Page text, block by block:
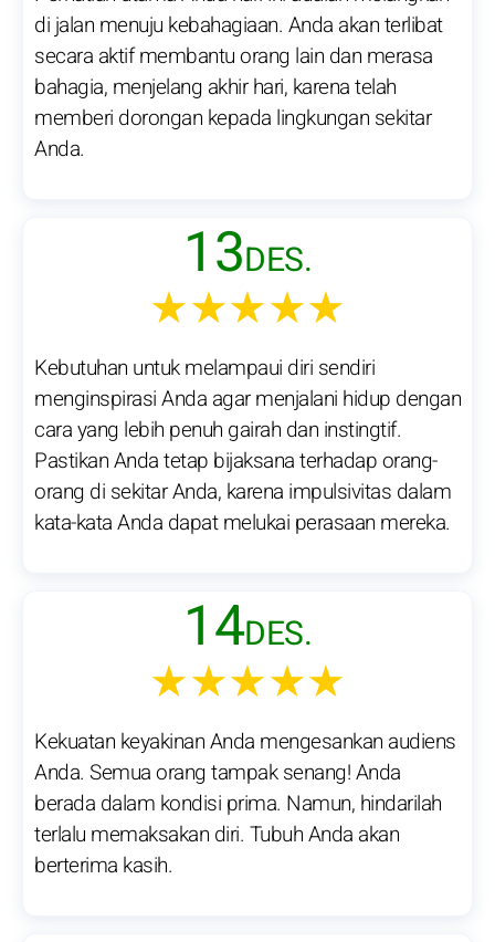
di jalan menuju kebahagiaan. Anda akan terlibat
secara aktif membantu orang lain dan merasa
bahagia, menjelang akhir hari, karena telah
memberi dorongan kepada lingkungan sekitar
Anda.
13DES.
★★★★★
Kebutuhan untuk melampaui diri sendiri
menginspirasi Anda agar menjalani hidup dengan
cara yang lebih penuh gairah dan instingtif.
Pastikan Anda tetap bijaksana terhadap orang-
orang di sekitar Anda, karena impulsivitas dalam
kata-kata Anda dapat melukai perasaan mereka.
14DES.
★★★★★
Kekuatan keyakinan Anda mengesankan audiens
Anda. Semua orang tampak senang! Anda
berada dalam kondisi prima. Namun, hindarilah
terlalu memaksakan diri. Tubuh Anda akan
berterima kasih.